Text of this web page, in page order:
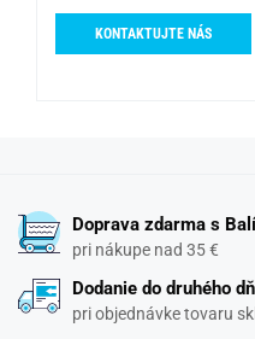
KONTAKTUJTE NÁS
Doprava zdarma s
pri nákupe nad 35 €
Dodanie do druhého
pri objednávke tovaru